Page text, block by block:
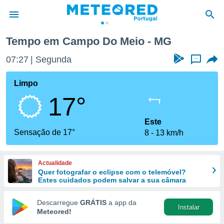
da
foi
fornecidas
a este
das
e
forma
digital
Tempo em Campo Do Meio - MG
07:27 Segunda ...
Limpo
17°
Sensação de 17°
Este
8
13 km/h
Actualidade
Quer fotografar o eclipse com o telemóvel?
Estes cuidados podem salvar a sua câmara
Descarregue GRÁTIS a app da
Meteored!
Instalar